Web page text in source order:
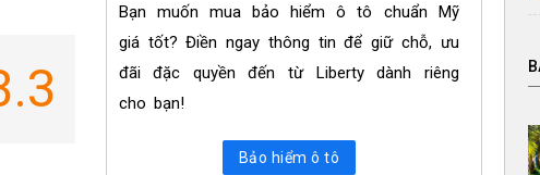
Bạn muốn mua bảo hiểm ô tô chuẩn Mỹ
giá tốt? Điền ngay thông tin để giữ chỗ, ưu
đãi đặc quyền đến từ Liberty dành riêng
cho bạn!
Bảo hiểm ô tô